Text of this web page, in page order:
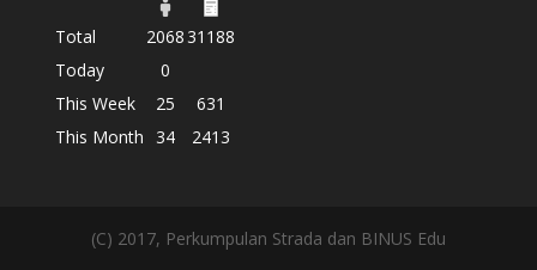
Total 206831188
Today
0
This Week
25
631
This Month 34 2413
(C) 2017, Perkumpulan Strada dan BINUS Edu